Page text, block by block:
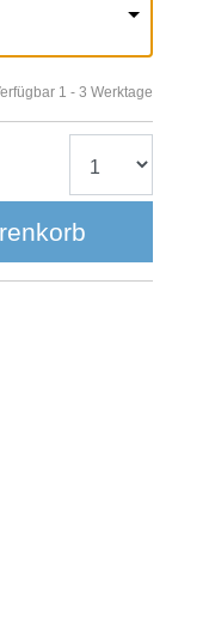
1 - 3 Werktage